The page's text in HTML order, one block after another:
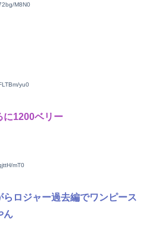
M8N0
yu0
に1200ベリー
mT0
らロジャー過去編でワンピース
ん